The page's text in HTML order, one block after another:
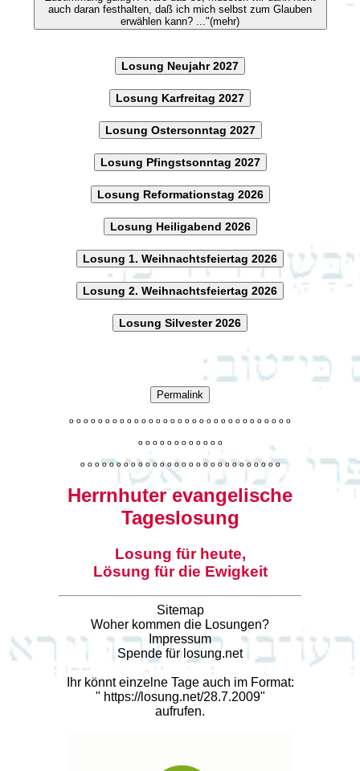
auch daran festhalten, daß ich mich selbst zum Glauben
erwählen kann? ..."(mehr)
Losung Neujahr 2027
Losung Karfreitag 2027
Losung Ostersonntag 2027
Losung Pfingstsonntag 2027
Losung Reformationstag 2026
Losung Heiligabend 2026
Losung 1. Weihnachtsfeiertag 2026
Losung 2. Weihnachtsfeiertag 2026
Losung Silvester 2026
Permalink
o o o o o o o o o o o o o o o o o o o o o o o o o o o o o o o
o o o o o o o o o o o o
o o o o o o o o o o o o o o o o o o o o o o o o o o o o
Herrnhuter evangelische
Tageslosung
Losung für heute,
Lösung für die Ewigkeit
Sitemap
Woher kommen die Losungen?
Impressum
Spende für losung.net
Ihr könnt einzelne Tage auch im Format:
" https://losung.net/28.7.2009"
aufrufen.